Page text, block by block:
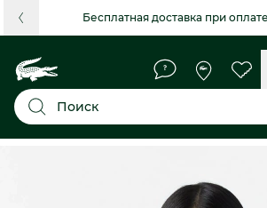
Бесплатная доставка при
Поиск